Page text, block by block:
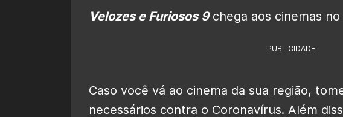
Velozes e Furiosos 9chega aos cinemas no
PUBLICIDADE
Caso você vá ao cinema da sua região,
necessários contra o Coronavírus. Além